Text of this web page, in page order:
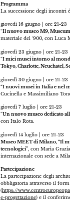
Programma
La successione degli incontri
giovedì 16 giugno | ore 21-23
“Il nuovo museo M9,
materiale del ‘900, con
giovedì 23 giugno | ore 21-23
“I miei musei intorno al
Tokyo, Charlotte, Neuchatel,
giovedì 30 giugno | ore 21-23
“I nuovi musei in Italia e nel
Cucinella e Massimiliano
giovedì 7 luglio | ore 21-23
“Un nuovo museo dedicato
con Italo Rota.
giovedì 14 luglio | ore 21-23
Museo MEET di Milano, “Il
tecnologici” , con Maria
internazionale con sede a
Partecipazione
La partecipazione degli
obbligatoria attraverso il
(https://
e-progettazione) e il